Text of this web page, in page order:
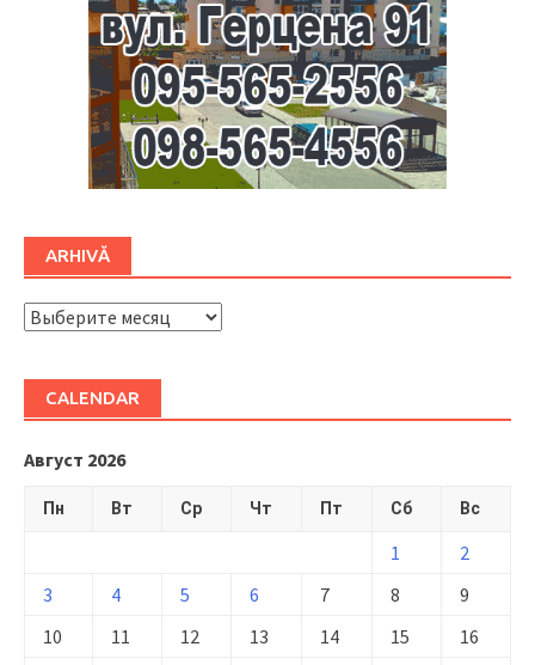
ARHIVĂ
ARHIVĂ
CALENDAR
Август 2026
Пн Вт Ср Чт Пт Сб Вс
1
2
3
4 5 6 7 8
9
10
11 12 13 14 15
16